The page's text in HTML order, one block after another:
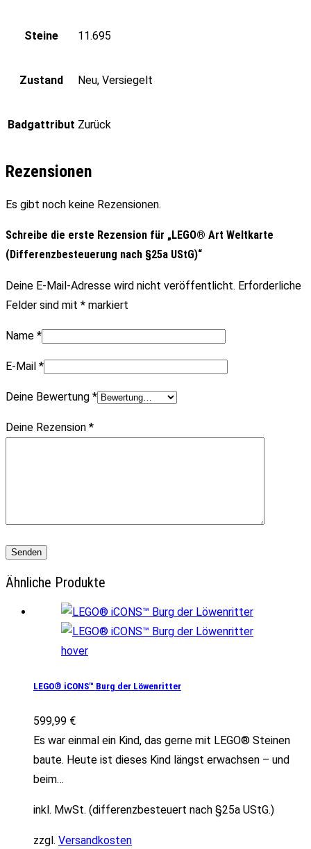
Steine 11.695
Zustand Neu, Versiegelt
Badgattribut Zurück
Rezensionen
Es gibt noch keine Rezensionen.
Schreibe die erste Rezension für „LEGO® Art Weltkarte
(Differenzbesteuerung nach §25a UStG)“
Deine E-Mail-Adresse wird nicht veröffentlicht. Erforderliche
Felder sind mit * markiert
Name *
E-Mail *
Deine Bewertung *
Deine Rezension *
Ähnliche Produkte
LEGO® iCONS™ Burg der Löwenritter
599,99 €
Es war einmal ein Kind, das gerne mit LEGO® Steinen
baute. Heute ist dieses Kind längst erwachsen – und
beim…
inkl. MwSt. (differenzbesteuert nach §25a UStG.)
zzgl. Versandkosten